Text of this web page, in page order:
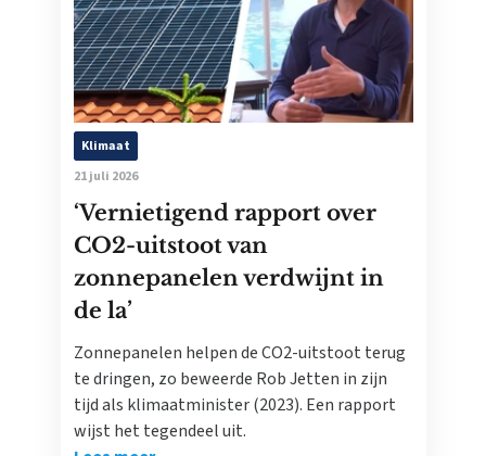
Klimaat
21 juli 2026
‘Vernietigend rapport over
CO2-uitstoot van
zonnepanelen verdwijnt in
de la’
Zonnepanelen helpen de CO2-uitstoot terug
te dringen, zo beweerde Rob Jetten in zijn
tijd als klimaatminister (2023). Een rapport
wijst het tegendeel uit.